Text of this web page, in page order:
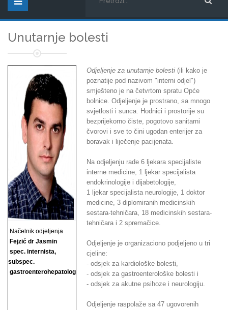
Unutarnje bolesti
Načelnik odjeljenja
Fejzić dr Jasmin
spec. internista,
subspec.
gastroenterohepatolog
Odjeljenje za unutarnje bolesti (ili kako je
poznatije pod nazivom "interni odjel")
smješteno je na četvrtom spratu Opće
bolnice. Odjeljenje je prostrano, sa mnogo
svjetlosti i sunca. Hodnici i prostorije su
bezprijekorno čiste, pogotovo sanitarni
čvorovi i sve to čini ugodan enterijer za
boravak i liječenje pacijenata.
Na odjeljenju rade 6 ljekara specijaliste
interne medicine, 1 ljekar specijalista
endokrinologije i dijabetologije,
1 ljekar specijalista neurologije, 1 doktor
medicine, 3 diplomiranih medicinskih
sestara-tehničara, 18 medicinskih sestara-
tehničara i 2 spremačice.
Odjeljenje je organizaciono podjeljeno u tri
cjeline:
- odsjek za kardiološke bolesti,
- odsjek za gastroenterološke bolesti i
- odsjek za akutne psihoze i neurologiju.
Odjeljenje raspolaže sa 47 ugovorenih